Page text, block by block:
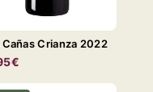
Cañas Crianza 2022